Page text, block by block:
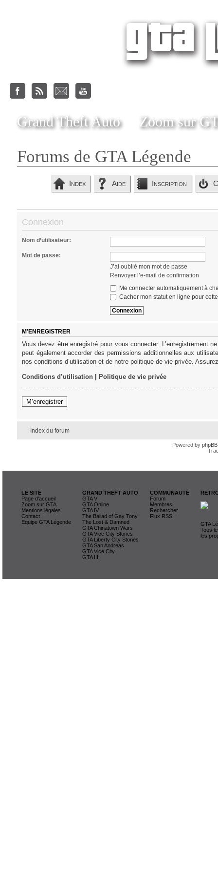
Grand Theft Auto Zoom sur
Forums de GTA Légende
Index Aide Inscription
Connexion
Nom d’utilisateur:
Mot de passe:
J’ai oublié mon mot de passe
Renvoyer l’e-mail de confirmation
Me connecter automatiquement à
Cacher mon statut en ligne pour
M’ENREGISTRER
Vous devez être enregistré pour vous connecter. L’enregistrement
peut également accorder des permissions additionnelles aux
nos conditions d’utilisation et de notre politique de vie privée.
Conditions d’utilisation| Politique de vie privée
M’enregistrer
Index du forum
Powered by phpBB
LE SITE
Page d'accueil
Zoom sur GTA
Mentions légales
Contact
Equipe GTA Légende
GRAND THEFT AUTO
GTA V
GTA Online
GTA IV
The Ballad of Gay Tony
The Lost & Damned
GTA Chinatown Wars
GTA Vice City Stories
GTA Liberty City Stories
GTA San Andreas
GTA Vice City
GTA III
COMMUNAUTE
Forum
Membres
Rechercher
Flux RSS
GTA
Tous
les